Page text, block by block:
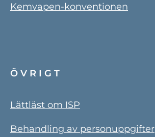
Kemvapen-konventionen
ÖVRIGT
Lättläst om ISP
Behandling av personuppgifter